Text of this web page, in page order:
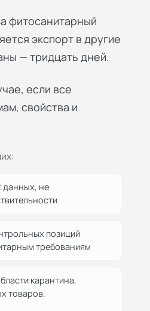
фитосанитарный
экспорт в другие
— тридцать дней.
если все
свойства и
данных, не
позиций
требованиям
карантина,
товаров.